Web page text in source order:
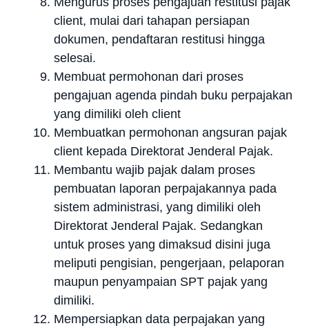
client, mulai dari tahapan persiapan
dokumen, pendaftaran restitusi hingga
selesai.
Membuat permohonan dari proses
pengajuan agenda pindah buku perpajakan
yang dimiliki oleh client
Membuatkan permohonan angsuran pajak
client kepada Direktorat Jenderal Pajak.
Membantu wajib pajak dalam proses
pembuatan laporan perpajakannya pada
sistem administrasi, yang dimiliki oleh
Direktorat Jenderal Pajak. Sedangkan
untuk proses yang dimaksud disini juga
meliputi pengisian, pengerjaan, pelaporan
maupun penyampaian SPT pajak yang
dimiliki.
Mempersiapkan data perpajakan yang